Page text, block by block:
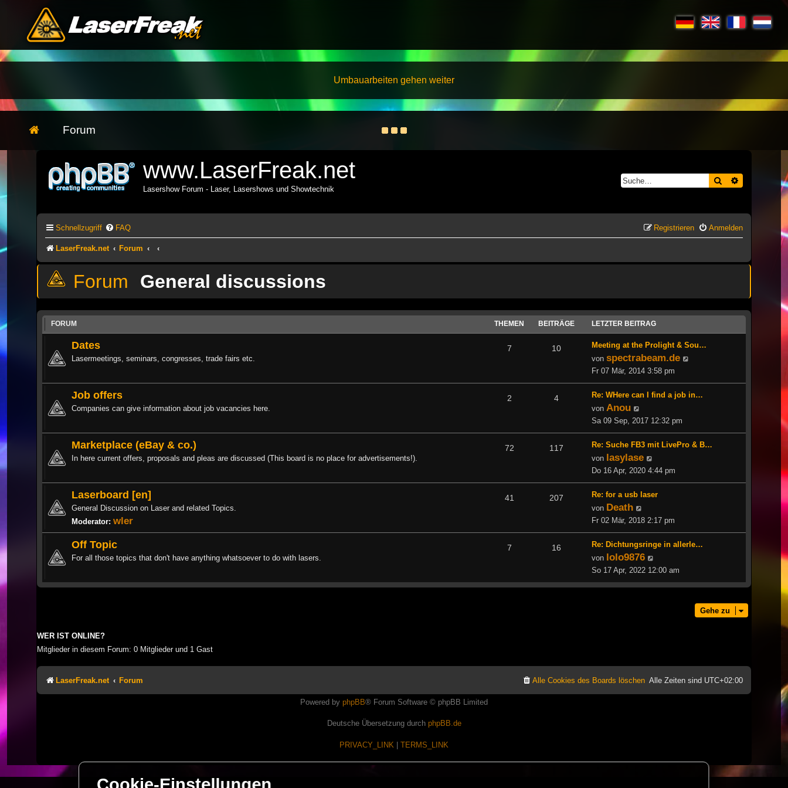
Umbauarbeiten gehen weiter
Forum
www.LaserFreak.net
Lasershow Forum - Laser, Lasershows und Showtechnik
Suche Erweiterte
Schnellzugriff FAQ Anmelden
Registrieren
LaserFreak.net Forum
General discussions
FORUM THEMEN BEITRÄGE LETZTER BEITRAG
Dates
Lasermeetings, seminars, congresses, trade fairs etc.
7 10
Meeting at the Prolight & Sou…
von spectrabeam.de
Fr 07 Mär, 2014 3:58 pm
Job offers
Companies can give information about job vacancies here.
2 4
Re: WHere can I find a job in…
von Anou
Beitrag
Sa 09 Sep, 2017 12:32 pm
Marketplace (eBay & co.)
In here current offers, proposals and pleas are discussed (This board is no place for advertisements!).
72 117
Re: Suche FB3 mit LivePro & B…
von lasylase
Beitrag
Do 16 Apr, 2020 4:44 pm
Laserboard [en]
General Discussion on Laser and related Topics.
Moderator: wler
41 207
Re: for a usb laser
von Death
Beitrag
Fr 02 Mär, 2018 2:17 pm
Off Topic
For all those topics that don't have anything whatsoever to do with lasers.
7 16
Re: Dichtungsringe in allerle…
von lolo9876
Beitrag
So 17 Apr, 2022 12:00 am
Gehe zu
WER IST ONLINE?
Mitglieder in diesem Forum: 0 Mitglieder und 1 Gast
LaserFreak.net Forum Alle Zeiten sind UTC+02:00
Alle Cookies des Boards löschen
Powered by phpBB® Forum Software © phpBB Limited
Deutsche Übersetzung durch phpBB.de
PRIVACY_LINK TERMS_LINK